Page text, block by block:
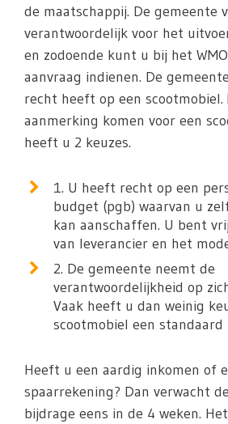
de maatschappij. De gemeente
verantwoordelijk voor het
en zodoende kunt u bij het
aanvraag indienen. De
recht heeft op een scootmobiel.
aanmerking komen voor een
heeft u 2 keuzes.
1. U heeft recht op een
budget (pgb) waarvan u
kan aanschaffen. U bent
van leverancier en het
2. De gemeente neemt de
verantwoordelijkheid op
Vaak heeft u dan weinig
scootmobiel een standaard
Heeft u een aardig inkomen of
spaarrekening? Dan verwacht
bijdrage eens in de 4 weken.